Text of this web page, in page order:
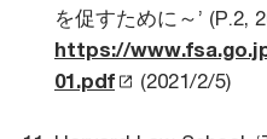
を促すために～’ (P.2,
https://
01.pdf
(2021/2/5)